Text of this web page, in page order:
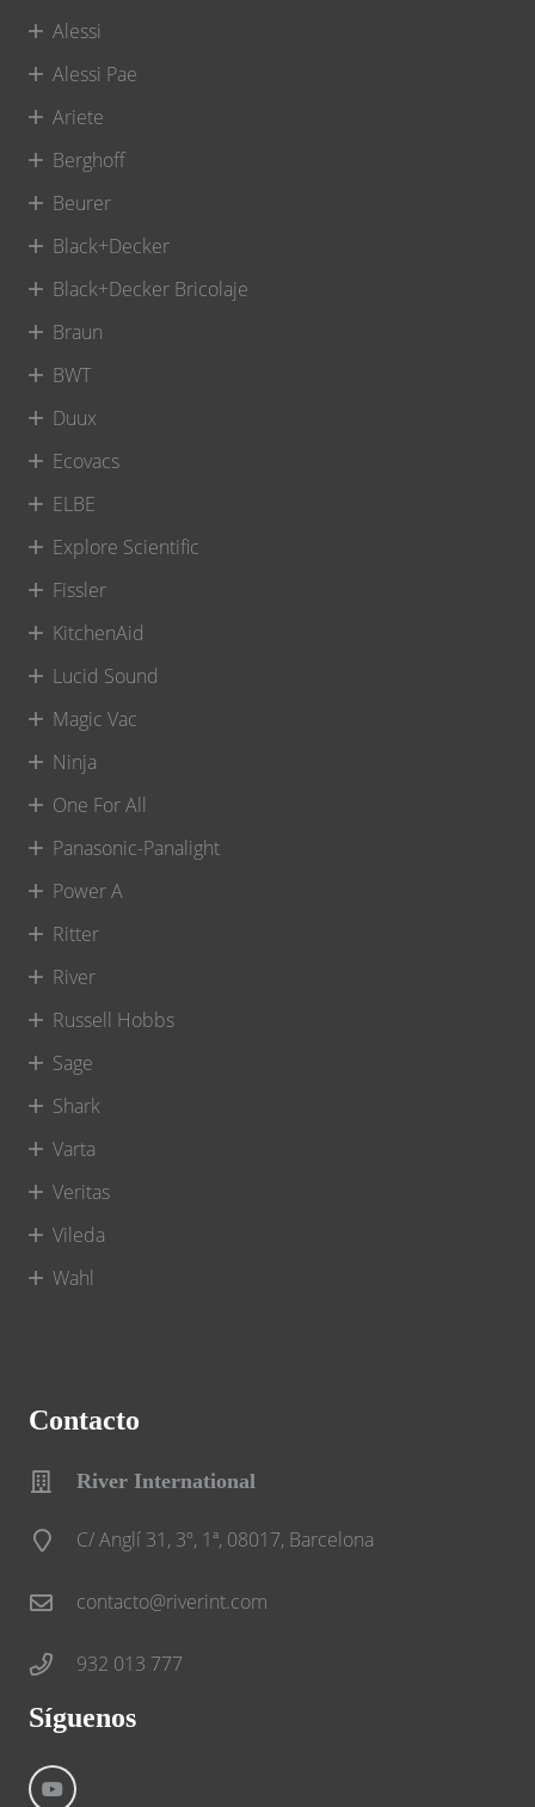
Alessi
Alessi Pae
Ariete
Berghoff
Beurer
Black+Decker
Black+Decker Bricolaje
Braun
BWT
Duux
Ecovacs
ELBE
Explore Scientific
Fissler
KitchenAid
Lucid Sound
Magic Vac
Ninja
One For All
Panasonic-Panalight
Power A
Ritter
River
Russell Hobbs
Sage
Shark
Varta
Veritas
Vileda
Wahl
Contacto
River International
C/ Anglí 31, 3º, 1ª, 08017, Barcelona
contacto@riverint.com
932 013 777
Síguenos